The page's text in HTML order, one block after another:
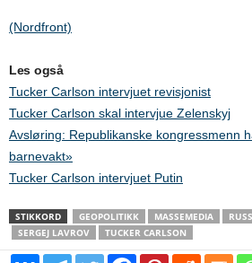
(Nordfront)
Les også
Tucker Carlson intervjuet revisjonist
Tucker Carlson skal intervjue Zelenskyj
Avsløring: Republikanske kongressmenn
barnevakt»
Tucker Carlson intervjuet Putin
STIKKORD GEOPOLITIKK MASSEMEDIA
SERGEJ LAVROV
TUCKER CARLSON